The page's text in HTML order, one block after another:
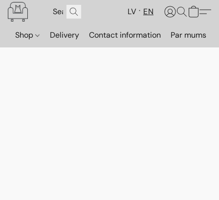
LV EN
Shop Delivery Contact information Par mums